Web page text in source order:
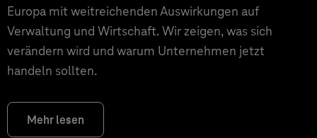
Europa mit weitreichenden Auswirkungen auf
Verwaltung und Wirtschaft. Wir zeigen, was sich
verändern wird und warum Unternehmen jetzt
handeln sollten.
Mehr lesen